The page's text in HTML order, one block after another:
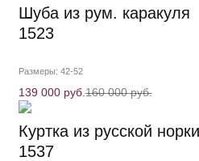
Шуба из рум. каракуля
1523
Размеры: 42-52
139 000 руб.160 000 руб.
Куртка из русской норки
1537